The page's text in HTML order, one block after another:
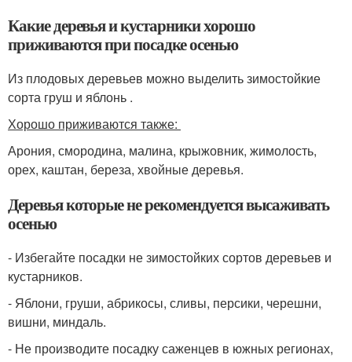
Какие деревья и кустарники хорошо
приживаются при посадке осенью
Из плодовых деревьев можно выделить зимостойкие
сорта груш и яблонь .
Хорошо приживаются также:
Арония, смородина, малина, крыжовник, жимолость,
орех, каштан, береза, хвойные деревья.
Деревья которые не рекомендуется высаживать
осенью
- Избегайте посадки не зимостойких сортов деревьев и
кустарников.
- Яблони, груши, абрикосы, сливы, персики, черешни,
вишни, миндаль.
- Не производите посадку саженцев в южных регионах,